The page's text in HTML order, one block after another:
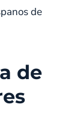
de
de